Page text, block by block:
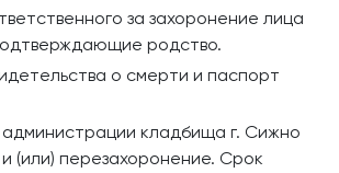
за захоронение лица
родство.
о смерти и паспорт
кладбища г. Сижно
(или) перезахоронение. Срок